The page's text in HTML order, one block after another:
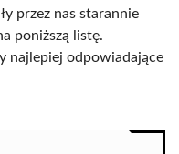
przez nas starannie
poniższą listę.
najlepiej odpowiadające